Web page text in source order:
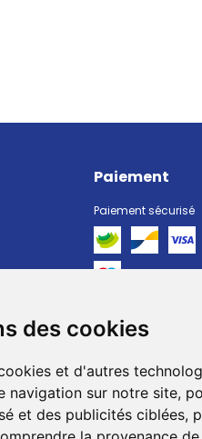
des cookies
et d'autres
navigation sur notre site,
et des publicités ciblées,
Paiement
Paiement sécurisé
Livraison
Livraison dans un